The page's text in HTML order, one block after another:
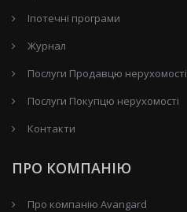
Іпотечні програми
Журнал
Послуги Продавцю нерухомості
Послуги Покупцю нерухомості
Контакти
ПРО КОМПАНІЮ
Про компанію Avangard